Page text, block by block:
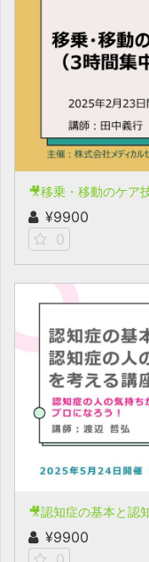
🎥移乗・移動のケア
¥9900
0
🎥認知症の基本と認
¥9900